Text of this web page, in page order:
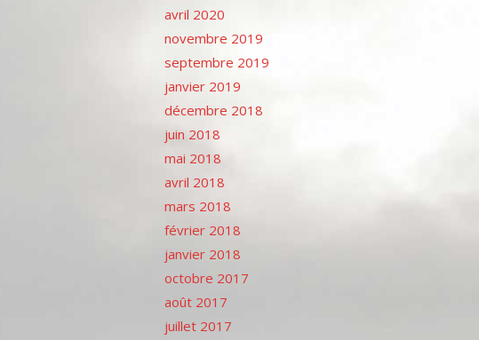
avril 2020
novembre 2019
septembre 2019
janvier 2019
décembre 2018
juin 2018
mai 2018
avril 2018
mars 2018
février 2018
janvier 2018
octobre 2017
août 2017
juillet 2017